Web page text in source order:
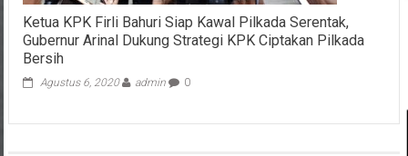
Ketua KPK Firli Bahuri Siap Kawal Pilkada Serentak,
Gubernur Arinal Dukung Strategi KPK Ciptakan Pilkada
Bersih
Agustus 6, 2020 admin 0